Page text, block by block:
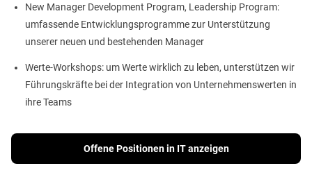
New Manager Development Program, Leadership Program:
umfassende Entwicklungsprogramme zur Unterstützung
unserer neuen und bestehenden Manager
Werte-Workshops: um Werte wirklich zu leben, unterstützen wir
Führungskräfte bei der Integration von Unternehmenswerten in
ihre Teams
Offene Positionen in IT anzeigen